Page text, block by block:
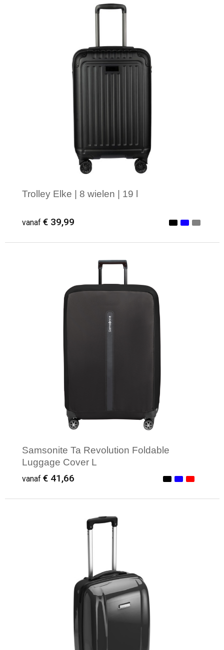
Trolley Elke | 8 wielen | 19 l
vanaf € 39,99
Minimale afname: 1
Samsonite Ta Revolution Foldable
Luggage Cover L
vanaf € 41,66
Minimale afname: 1